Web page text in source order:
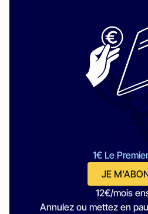
1€ Le
JE
12€/mois
Annulez ou mettez en